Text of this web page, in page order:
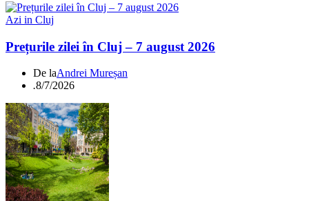
Azi in Cluj
Prețurile zilei în Cluj – 7 august 2026
De laAndrei Mureșan
.8/7/2026